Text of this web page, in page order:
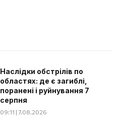
Наслідки обстрілів по
областях: де є загиблі,
поранені і руйнування 7
серпня
09:11 | 7.08.2026